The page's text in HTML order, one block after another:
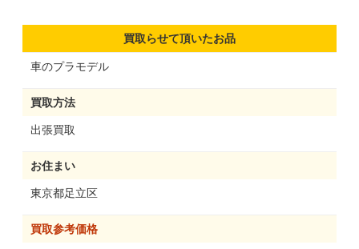
買取らせて頂いたお品
車のプラモデル
買取方法
出張買取
お住まい
東京都足立区
買取参考価格